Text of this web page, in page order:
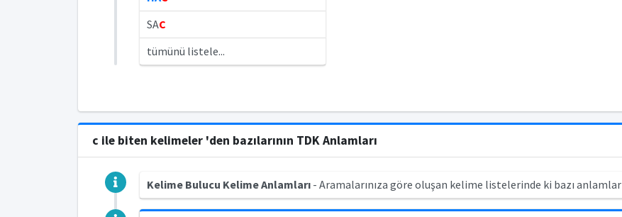
SAC
tümünü listele...
c ile biten kelimeler 'den bazılarının TDK Anlamları
Kelime Bulucu Kelime Anlamları - Aramalarınıza göre oluşan kelime listelerinde ki bazı anlamlar